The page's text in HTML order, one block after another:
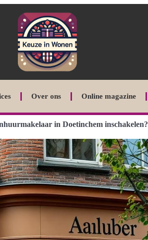
Over ons Online magazine
in Doetinchem inschakelen?